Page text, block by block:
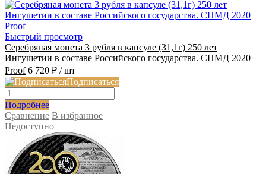
Быстрый просмотр
Серебряная монета 3 рубля в капсуле (31,1г) 250 лет
Ингушетии в составе Российского государства. СПМД 2020
Proof 6 720 ₽ / шт
Подписаться
Подробнее
Сравнение В избранное
Недоступно